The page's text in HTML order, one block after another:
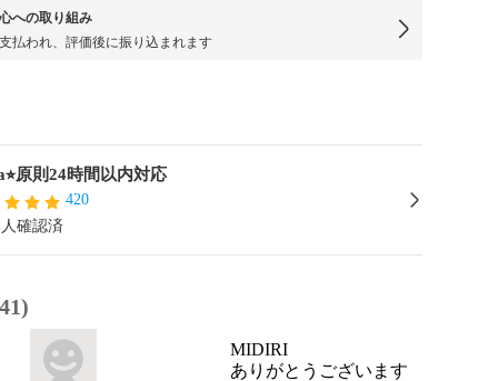
への取り組み
払われ、評価後に振り込まれます
原則24時間以内対応
420
確認済
MIDIRI
ありがとうございます